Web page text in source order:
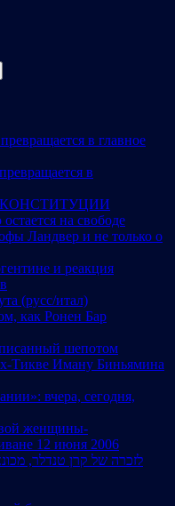
в главное
в
на свободе
Ландвер и не только о
и реакция
(русс/итал)
как Ронен Бар
шепотом
Тикве Иману Биньямина
вчера, сегодня,
женщины-
12 июня 2006
לזכרה של קרן טנדלר,